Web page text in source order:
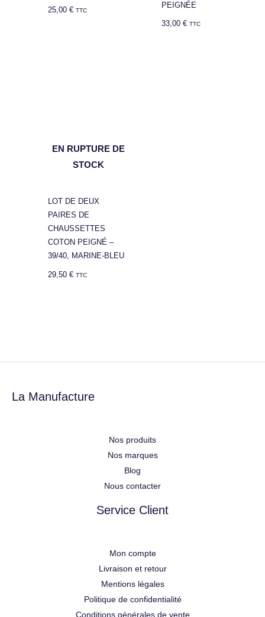
25,00€ TTC
PEIGNÉE
33,00€ TTC
EN RUPTURE DE
STOCK
LOT DE DEUX
PAIRES DE
CHAUSSETTES
COTON PEIGNÉ –
39/40, MARINE-BLEU
29,50€ TTC
La Manufacture
Nos produits
Nos marques
Blog
Nous contacter
Service Client
Mon compte
Livraison et retour
Mentions légales
Politique de confidentialité
Conditions générales de vente